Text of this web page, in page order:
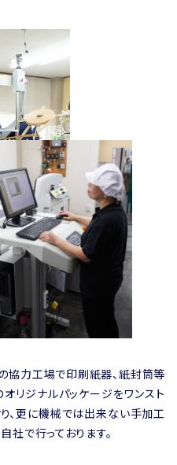
協力工場で印刷紙器、紙封筒等
リジナルパッケージをワンスト
、更に機械では出来ない手加工
で行っております。